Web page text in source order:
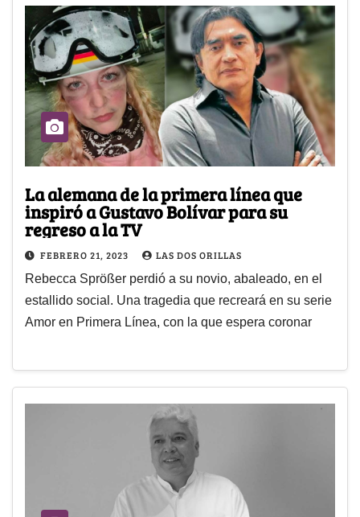
La alemana de la primera línea que
inspiró a Gustavo Bolívar para su
regreso a la TV
FEBRERO 21, 2023 LAS DOS ORILLAS
Rebecca Sprößer perdió a su novio, abaleado, en el
estallido social. Una tragedia que recreará en su serie
Amor en Primera Línea, con la que espera coronar